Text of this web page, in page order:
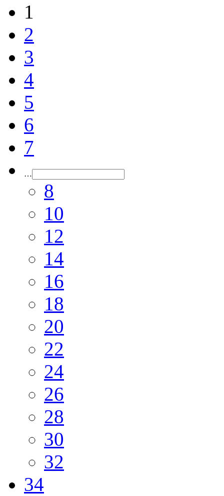
1
2
3
4
5
6
7
…
8
10
12
14
16
18
20
22
24
26
28
30
32
34